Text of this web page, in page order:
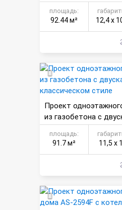
площадь:
92.44 м² 12,4 х
Проект
из газобетона с
площадь:
91.7 м² 11,5 х